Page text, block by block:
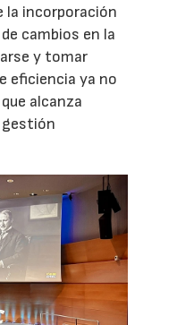
la incorporación
cambios en la
y tomar
eficiencia ya no
alcanza